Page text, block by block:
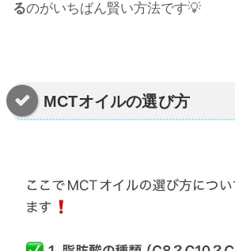
るのがいちばん賢い方法です💡
MCTオイルの選び方